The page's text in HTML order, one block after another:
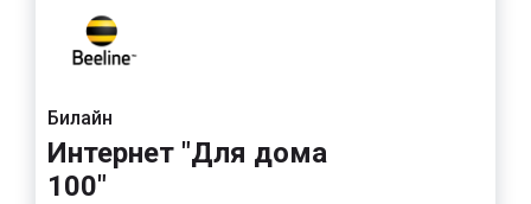
Билайн
Интернет "Для дома
100"